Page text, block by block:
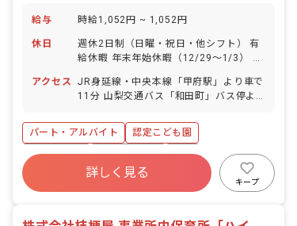
給与 時給1,052円 ~ 1,052円
休日
週休2日制（日曜・祝日・他シフト） 有
給休暇 年末年始休暇（12/29〜1/3） 産
率100％、復帰率100％） 介護・看護休
暇 慶弔休暇
アクセス
JR身延線・中央本線「甲府駅」より車で
11分 山梨交通バス「和田町」バス停よ
車通勤可（駐車場あり・月1,000円／駐
輪場無料）
パート・アルバイト
認定こども園
ブランクOK
社会保険完備
有給
福利厚生充実
残業少なめ
昇給昇進あり
詳しく見る
キープ